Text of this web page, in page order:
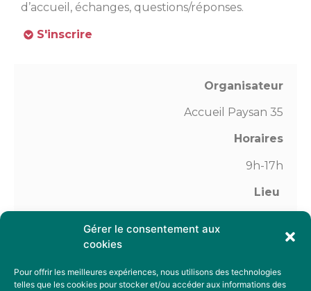
Gérer le consentement aux
cookies
Pour offrir les meilleures expériences, nous utilisons des technologies
telles que les cookies pour stocker et/ou accéder aux informations des
d’accueil, échanges, questions/réponses.
S'inscrire
Organisateur
Accueil Paysan 35
Horaires
9h-17h
Lieu
Un Souffle sur le foin
35130 Visseiche